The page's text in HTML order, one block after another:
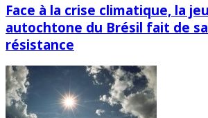
Face à la crise climatique, la
autochtone du Brésil fait de
résistance